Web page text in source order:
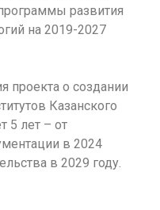
развития
на 2019-2027
проекта о создании
Казанского
5 лет – от
в 2024
в 2029 году.